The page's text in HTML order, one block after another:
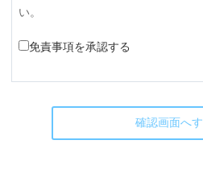
い。
免責事項を承認する